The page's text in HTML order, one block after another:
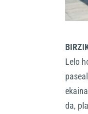
Lelo
da,